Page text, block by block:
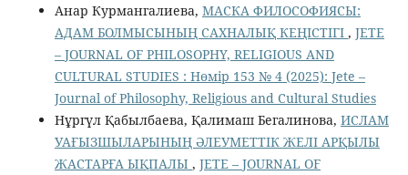
Анар Курмангалиева, МАСКА ФИЛОСОФИЯСЫ:
АДАМ БОЛМЫСЫНЫҢ САХНАЛЫҚ КЕҢІСТІГІ , JETE
– JОURNAL OF PHILOSOPHY, RELIGIOUS AND
CULTURAL STUDIES : Нөмір 153 № 4 (2025): Jete –
Jоurnal of Philosophy, Religious аnd Cultural Studies
Нұргүл Қабылбаева, Қалимаш Бегалинова, ИСЛАМ
УАҒЫЗШЫЛАРЫНЫҢ ӘЛЕУМЕТТІК ЖЕЛІ АРҚЫЛЫ
ЖАСТАРҒА ЫҚПАЛЫ , JETE – JОURNAL OF